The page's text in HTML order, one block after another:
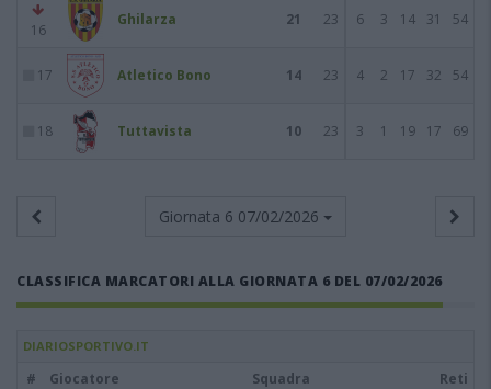
16
Ghilarza 21 23 6 3 14 31 54
17 Atletico Bono 14 23 4 2 17 32 54
18 Tuttavista 10 23 3 1 19 17 69
Giornata 6 07/02/2026
CLASSIFICA MARCATORI ALLA GIORNATA 6 DEL 07/02/2026
DIARIOSPORTIVO.IT
# Giocatore Squadra Reti